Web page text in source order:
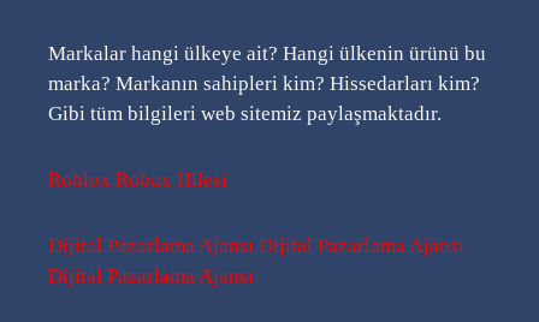
Markalar hangi ülkeye ait? Hangi ülkenin ürünü bu
marka? Markanın sahipleri kim? Hissedarları kim?
Gibi tüm bilgileri web sitemiz paylaşmaktadır.
Roblox Robux Hilesi
Dijital Pazarlama Ajansı Dijital Pazarlama Ajansı
Dijital Pazarlama Ajansı